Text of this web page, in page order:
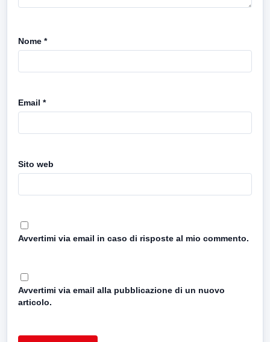
Nome *
Email *
Sito web
Avvertimi via email in caso di risposte al mio commento.
Avvertimi via email alla pubblicazione di un nuovo
articolo.